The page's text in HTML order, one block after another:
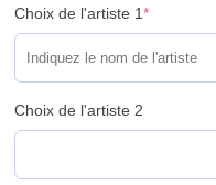
Choix de l'artiste 1*
Choix de l'artiste 2